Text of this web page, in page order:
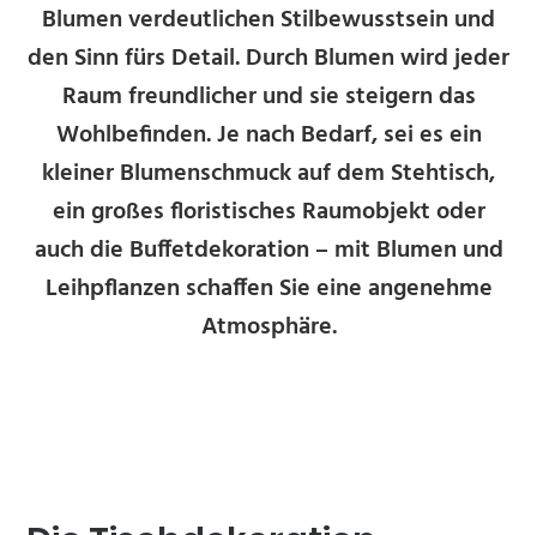
Blumen verdeutlichen Stilbewusstsein und
den Sinn fürs Detail. Durch Blumen wird jeder
Raum freundlicher und sie steigern das
Wohlbefinden. Je nach Bedarf, sei es ein
kleiner Blumenschmuck auf dem Stehtisch,
ein großes floristisches Raumobjekt oder
auch die Buffetdekoration – mit Blumen und
Leihpflanzen schaffen Sie eine angenehme
Atmosphäre.